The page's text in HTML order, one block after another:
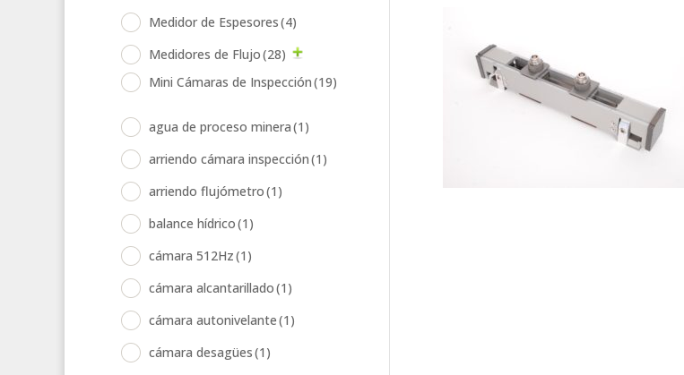
Medidor de Espesores(4)
Medidores de Flujo(28)
Mini Cámaras de Inspección(19)
agua de proceso minera(1)
arriendo cámara inspección(1)
arriendo flujómetro(1)
balance hídrico(1)
cámara 512Hz(1)
cámara alcantarillado(1)
cámara autonivelante(1)
cámara desagües(1)